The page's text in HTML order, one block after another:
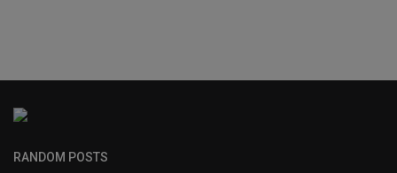
RANDOM POSTS